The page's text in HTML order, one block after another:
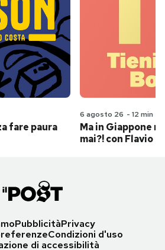
fare paura
6 agosto 26 - 12 min
Ma in Giappone
mai?! con Flavio
PubblicitàPrivacy
Condizioni d'uso
di accessibilità